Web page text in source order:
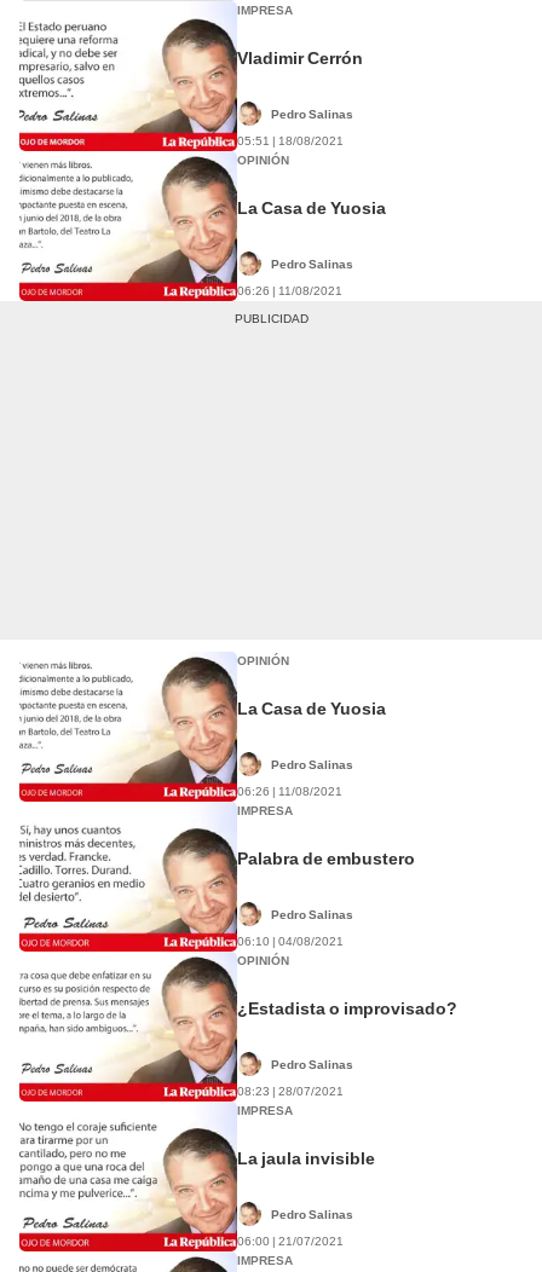
IMPRESA
Vladimir Cerrón
Pedro Salinas
05:51 | 18/08/2021
OPINIÓN
La Casa de Yuosia
Pedro Salinas
06:26 | 11/08/2021
OPINIÓN
La Casa de Yuosia
Pedro Salinas
06:26 | 11/08/2021
IMPRESA
Palabra de embustero
Pedro Salinas
06:10 | 04/08/2021
OPINIÓN
¿Estadista o improvisado?
Pedro Salinas
08:23 | 28/07/2021
IMPRESA
La jaula invisible
Pedro Salinas
06:00 | 21/07/2021
IMPRESA